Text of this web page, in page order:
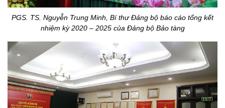
PGS. TS. Nguyễn Trung Minh, Bí thư Đảng bộ báo cáo tổng kết
nhiệm kỳ 2020 – 2025 của Đảng bộ Bảo tàng